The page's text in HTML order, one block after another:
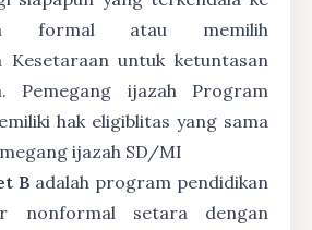
formal atau memilih
Kesetaraan untuk ketuntasan
Pemegang ijazah Program
hak eligiblitas yang sama
ijazah SD/MI
B adalah program pendidikan
nonformal setara dengan